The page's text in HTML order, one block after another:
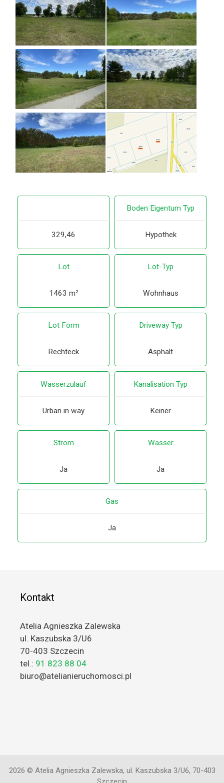
329,46
Boden Eigentum Typ
Hypothek
Lot
1463 m²
Lot-Typ
Wohnhaus
Lot Form
Rechteck
Driveway Typ
Asphalt
Wasserzulauf
Urban in way
Kanalisation Typ
Keiner
Strom
Ja
Wasser
Ja
Gas
Ja
Kontakt
Atelia Agnieszka Zalewska
ul. Kaszubska 3/U6
70-403 Szczecin
tel.: 91 823 88 04
biuro@atelianieruchomosci.pl
2026 © Atelia Agnieszka Zalewska, ul. Kaszubska 3/U6, 70-403